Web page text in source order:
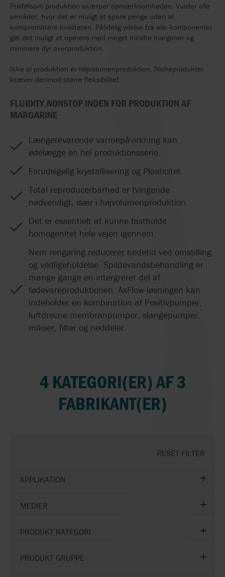
Prisfølsom produktion skærper opmærksomheden. Vurder alle
områder, hvor det er muligt at spare penge uden at
kompromittere kvaliteten. Pålidelig ydelse fra alle komponenter
gør det muligt at operere med meget mindre margener og
minimere dyr overproduktion.
Ikke al produktion er højvolumenproduktion. Nicheprodukter
kræver derimod større fleksibilitet.
FLUIDITY.NONSTOP INDEN FOR PRODUKTION AF
MARGARINE
Længerevarende varmepåvirkning kan
ødelægge en hel produktionsserie.
Forudsigelig krystallisering og Plasticitet.
Total reproducerbarhed er tvingende
nødvendigt, især i højvolumenproduktion.
Det er essentielt at kunne fastholde
homogenitet hele vejen igennem.
Nem rengøring reducerer nedetid ved omstilling
og vedligeholdelse. Spildevandsbehandling er
mange gange en intergreret del af
fødevareproduktionen. AxFlow-løsningen kan
indeholder en kombination af Positivpumper,
luftdrevne membranpumper, slangepumper,
mikser, filter og neddeler.
4 KATEGORI(ER) AF 3
FABRIKANT(ER)
RESET FILTER
APPLIKATION
MEDIER
PRODUKT KATEGORI
PRODUKT GRUPPE